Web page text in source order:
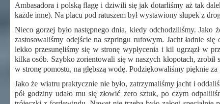
Ambasadora i polską flagę i dziwili się jak dotarliśmy aż tak
każde inne). Na placu pod ratuszem był wystawiony słupek z
Nieco gorzej było następnego dnia, kiedy odchodziliśmy.
zastosowaliśmy odejście na szpringu rufowym. Jacht ładnie
lekko przesunęliśmy się w stronę wypłycenia i kil ugrzązł w
kilka osób. Szybko zorientowali się w naszych kłopotach,
w stronę pomostu, na głębszą wodę. Podziękowaliśmy pięknie
Jako że wiatru praktycznie nie było, zatrzymaliśmy jacht i
pół godziny udało mu się złowić zero sztuk, po czym